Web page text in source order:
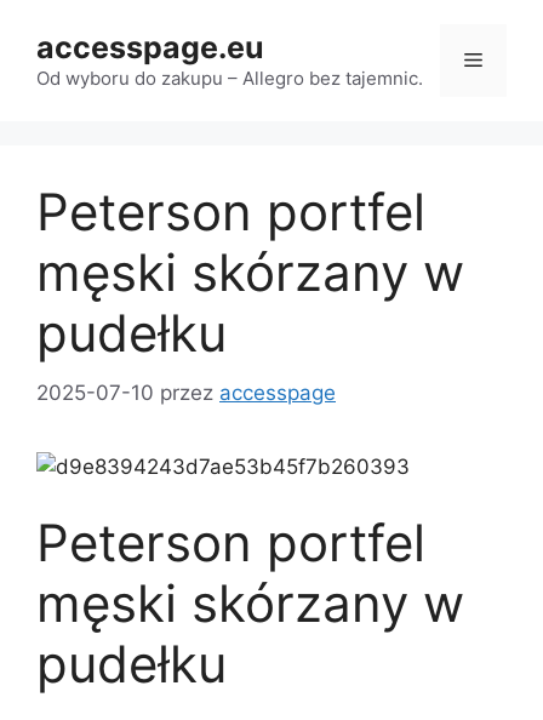
treści
accesspage.eu
Od wyboru do zakupu – Allegro bez tajemnic.
Menu
Peterson portfel
męski skórzany w
pudełku
2025-07-10 przez accesspage
Peterson portfel
męski skórzany w
pudełku